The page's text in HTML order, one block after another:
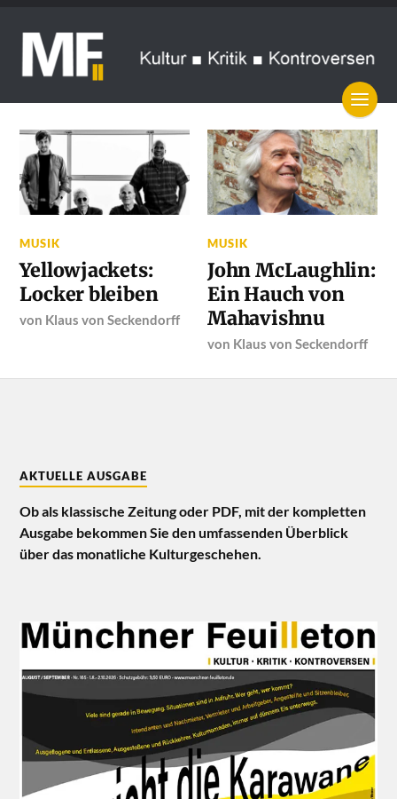
MUSIK
Yellowjackets:
Locker bleiben
von Klaus von Seckendorff
MUSIK
John McLaughlin:
Ein Hauch von
Mahavishnu
von Klaus von Seckendorff
AKTUELLE AUSGABE
Ob als klassische Zeitung oder PDF, mit der kompletten
Ausgabe bekommen Sie den umfassenden Überblick
über das monatliche Kulturgeschehen.